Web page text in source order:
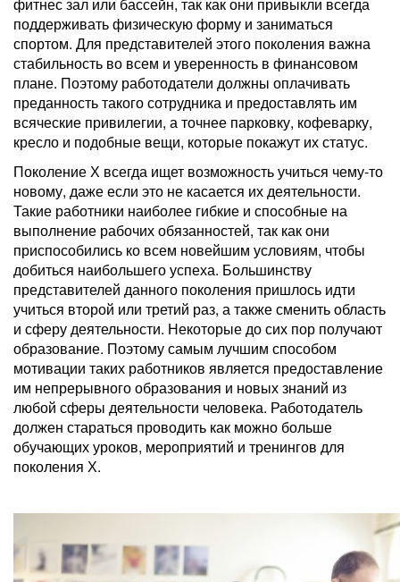
поддерживать физическую форму и заниматься
спортом. Для представителей этого поколения важна
стабильность во всем и уверенность в финансовом
плане. Поэтому работодатели должны оплачивать
преданность такого сотрудника и предоставлять им
всяческие привилегии, а точнее парковку, кофеварку,
кресло и подобные вещи, которые покажут их статус.
Поколение Х всегда ищет возможность учиться чему-то
новому, даже если это не касается их деятельности.
Такие работники наиболее гибкие и способные на
выполнение рабочих обязанностей, так как они
приспособились ко всем новейшим условиям, чтобы
добиться наибольшего успеха. Большинству
представителей данного поколения пришлось идти
учиться второй или третий раз, а также сменить область
и сферу деятельности. Некоторые до сих пор получают
образование. Поэтому самым лучшим способом
мотивации таких работников является предоставление
им непрерывного образования и новых знаний из
любой сферы деятельности человека. Работодатель
должен стараться проводить как можно больше
обучающих уроков, мероприятий и тренингов для
поколения Х.